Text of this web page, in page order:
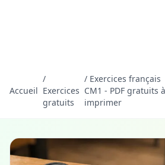
Accueil
/
Exercices
gratuits
/ Exercices français
CM1 - PDF gratuits à
imprimer